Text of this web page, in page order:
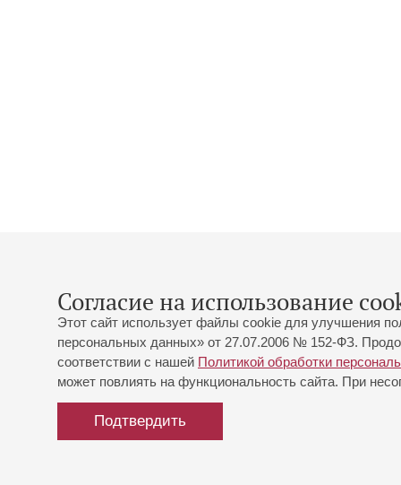
Согласие на использование
Этот сайт использует файлы cookie для улучшения
персональных данных» от 27.07.2006 № 152-ФЗ.
соответствии с нашей Политикой обработки
может повлиять на функциональность сайта. При
Подтвердить